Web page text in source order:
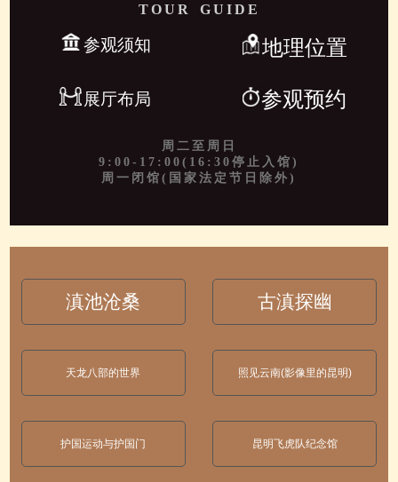
TOUR GUIDE
参观须知 地理位置
展厅布局 参观预约
周二至周日
9:00-17:00(16:30停止入馆)
周一闭馆(国家法定节日除外)
滇池沧桑 古滇探幽
天龙八部的世界 照见云南(影像里的昆明)
护国运动与护国门 昆明飞虎队纪念馆